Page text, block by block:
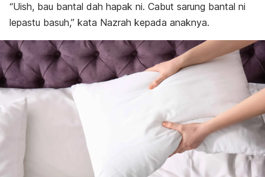
“Uish, bau bantal dah hapak ni. Cabut sarung bantal ni
lepastu basuh,” kata Nazrah kepada anaknya.